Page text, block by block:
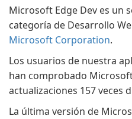
Microsoft Edge Dev es un
categoría de Desarrollo
Microsoft Corporation.
Los usuarios de nuestra
han comprobado
actualizaciones 157 veces
La última versión de